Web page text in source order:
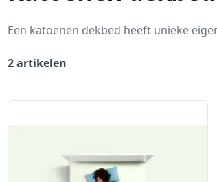
Een katoenen dekbed heeft unieke
2 artikelen